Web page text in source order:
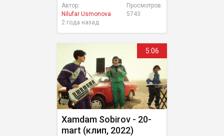
Просмотров:
5743
Автор:
Nilufar Usmonova
2 года назад
5:06
Xamdam Sobirov - 20-
mart (клип, 2022)